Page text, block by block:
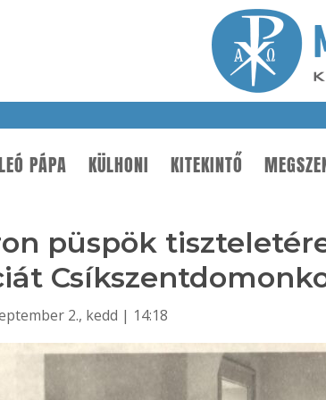
PÁPA KÜLHONI KITEKINTŐ
püspök
2., kedd | 14:18